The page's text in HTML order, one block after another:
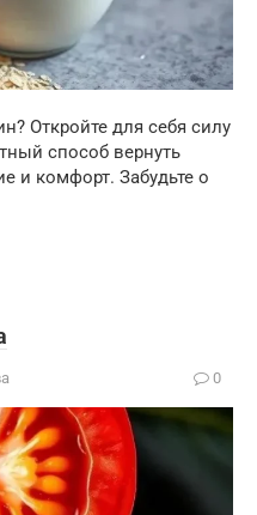
Откройте для себя силу
способ вернуть
и комфорт. Забудьте о
0